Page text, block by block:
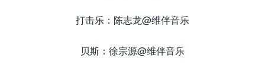
打击乐：陈志龙@维伴音乐
贝斯：徐宗源@维伴音乐